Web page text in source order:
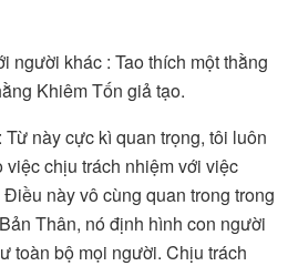
người khác : Tao thích một thằng
Khiêm Tốn giả tạo.
: Từ này cực kì quan trọng, tôi luôn
việc chịu trách nhiệm với việc
này vô cùng quan trong trong
Thân, nó định hình con người
toàn bộ mọi người. Chịu trách